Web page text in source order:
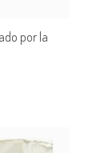
por la